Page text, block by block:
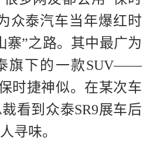
众泰汽车当年爆红时
寨”之路。其中最广为
旗下的一款SUV——
时捷神似。在某次车
看到众泰SR9展车后
寻味。